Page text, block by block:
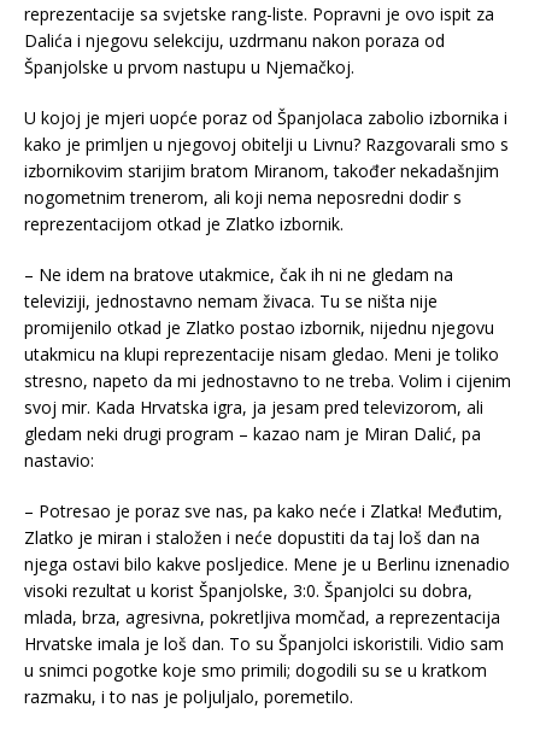
reprezentacije sa svjetske rang-liste. Popravni je ovo ispit za
Dalića i njegovu selekciju, uzdrmanu nakon poraza od
Španjolske u prvom nastupu u Njemačkoj.
U kojoj je mjeri uopće poraz od Španjolaca zabolio izbornika i
kako je primljen u njegovoj obitelji u Livnu? Razgovarali smo s
izbornikovim starijim bratom Miranom, također nekadašnjim
nogometnim trenerom, ali koji nema neposredni dodir s
reprezentacijom otkad je Zlatko izbornik.
– Ne idem na bratove utakmice, čak ih ni ne gledam na
televiziji, jednostavno nemam živaca. Tu se ništa nije
promijenilo otkad je Zlatko postao izbornik, nijednu njegovu
utakmicu na klupi reprezentacije nisam gledao. Meni je toliko
stresno, napeto da mi jednostavno to ne treba. Volim i cijenim
svoj mir. Kada Hrvatska igra, ja jesam pred televizorom, ali
gledam neki drugi program – kazao nam je Miran Dalić, pa
nastavio:
– Potresao je poraz sve nas, pa kako neće i Zlatka! Međutim,
Zlatko je miran i staložen i neće dopustiti da taj loš dan na
njega ostavi bilo kakve posljedice. Mene je u Berlinu iznenadio
visoki rezultat u korist Španjolske, 3:0. Španjolci su dobra,
mlada, brza, agresivna, pokretljiva momčad, a reprezentacija
Hrvatske imala je loš dan. To su Španjolci iskoristili. Vidio sam
u snimci pogotke koje smo primili; dogodili su se u kratkom
razmaku, i to nas je poljuljalo, poremetilo.